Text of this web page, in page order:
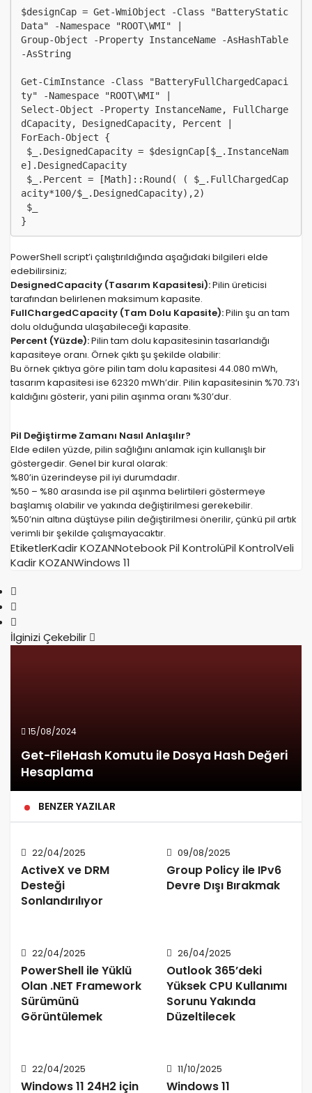
$designCap = Get-WmiObject -Class "BatteryStatic
Data" -Namespace "ROOT\WMI" |
Group-Object -Property InstanceName -AsHashTable
-AsString
Get-CimInstance -Class "BatteryFullChargedCapaci
ty" -Namespace "ROOT\WMI" |
Select-Object -Property InstanceName, FullCharge
dCapacity, DesignedCapacity, Percent |
ForEach-Object {
e].DesignedCapacity
acity*100/$_.DesignedCapacity),2)
}
PowerShell script’i çalıştırıldığında aşağıdaki bilgileri elde
edebilirsiniz;
DesignedCapacity (Tasarım Kapasitesi):Pilin üreticisi
tarafından belirlenen maksimum kapasite.
FullChargedCapacity (Tam Dolu Kapasite):Pilin şu an tam
dolu olduğunda ulaşabileceği kapasite.
Percent (Yüzde):Pilin tam dolu kapasitesinin tasarlandığı
kapasiteye oranı. Örnek çıktı şu şekilde olabilir:
Bu örnek çıktıya göre pilin tam dolu kapasitesi 44.080 mWh,
tasarım kapasitesi ise 62320 mWh’dir. Pilin kapasitesinin %70.73’ı
kaldığını gösterir, yani pilin aşınma oranı %30’dur.
Pil Değiştirme Zamanı Nasıl Anlaşılır?
Elde edilen yüzde, pilin sağlığını anlamak için kullanışlı bir
göstergedir. Genel bir kural olarak:
%80’in üzerindeyse pil iyi durumdadır.
%50 – %80 arasında ise pil aşınma belirtileri göstermeye
başlamış olabilir ve yakında değiştirilmesi gerekebilir.
%50’nin altına düştüyse pilin değiştirilmesi önerilir, çünkü pil artık
verimli bir şekilde çalışmayacaktır.
EtiketlerKadir KOZANNotebook Pil KontrolüPil KontrolVeli
Kadir KOZANWindows 11
İlginizi Çekebilir
15/08/2024
Get-FileHash Komutu ile Dosya Hash Değeri
Hesaplama
BENZER YAZILAR
22/04/2025
ActiveX ve DRM
Desteği
Sonlandırılıyor
09/08/2025
Group Policy ile IPv6
Devre Dışı Bırakmak
22/04/2025
PowerShell ile Yüklü
Olan .NET Framework
Sürümünü
Görüntülemek
26/04/2025
Outlook 365’deki
Yüksek CPU Kullanımı
Sorunu Yakında
Düzeltilecek
22/04/2025
Windows 11 24H2 için
11/10/2025
Windows 11